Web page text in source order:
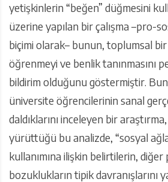
yetişkinlerin “beğen” düğmesini
üzerine yapılan bir çalışma –pro-
biçimi olarak– bunun, toplumsal
öğrenmeyi ve benlik tanınmasını
bildirim olduğunu göstermiştir.
üniversite öğrencilerinin sanal
daldıklarını inceleyen bir
yürüttüğü bu analizde, “sosyal
kullanımına ilişkin belirtilerin, diğer
bozuklukların tipik davranışlarını